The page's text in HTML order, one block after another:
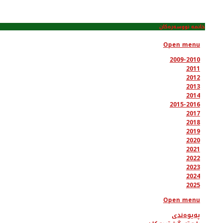
خانمە نووسەرەکان
Open menu
2009-2010
2011
2012
2013
2014
2015-2016
2017
2018
2019
2020
2021
2022
2023
2024
2025
Open menu
پەیوەندی